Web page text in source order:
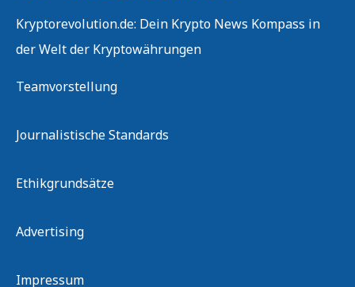
Kryptorevolution.de: Dein Krypto News Kompass in
der Welt der Kryptowährungen
Teamvorstellung
Journalistische Standards
Ethikgrundsätze
Advertising
Impressum